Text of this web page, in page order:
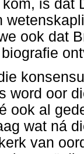
is dat
ook dat
word oor
ook al
wat ná
van